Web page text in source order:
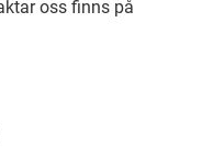
oss finns på